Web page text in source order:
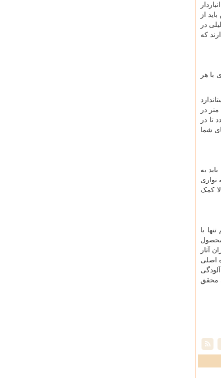
از
در
که
با هر
ها قفسه قرار می گیرد ، اینکه راهرویی با عرض ۷۰ سانتی متر در
تا در
شما
به
نواری
کمک
با
محصول
آثار
اصلی
محقق